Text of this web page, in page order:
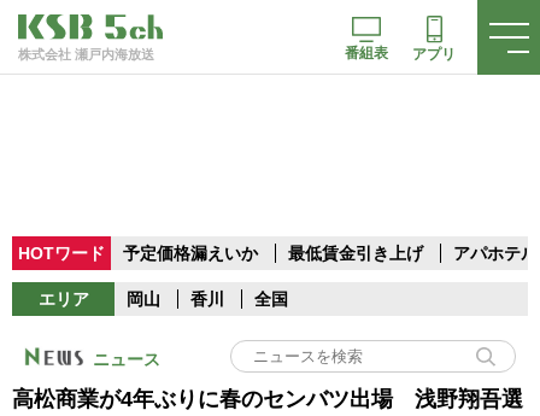
株式会社 瀬戸内海放送 番組表 アプリ
HOTワード 予定価格漏えいか 最低賃金引き上げ アパホテル
エリア 岡山 香川 全国
ニュース
高松商業が4年ぶりに春のセンバツ出場 浅野翔吾選